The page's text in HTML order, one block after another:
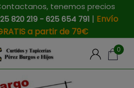
tenemos precios
820 219 - 625 654 791 | Envío
a partir de 79€
0